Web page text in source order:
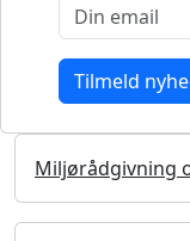
Miljørådgivning